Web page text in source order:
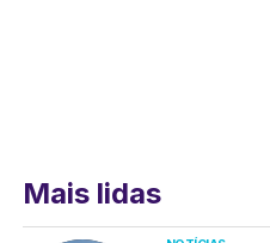
Mais lidas